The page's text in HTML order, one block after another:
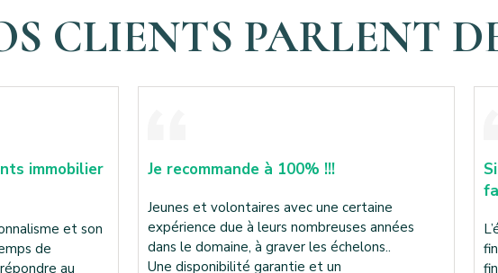
CLIENTS PARLENT
années
Si je pouvais mettre 6 étoiles, je l’aurais
L’équipe a pris le soin de me guider sur mon
financement avant de démarrer les visites. Au
final : coup de cœur immédiat, compromis